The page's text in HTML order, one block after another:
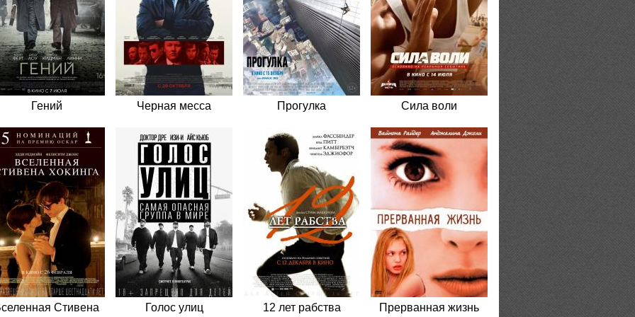
Гений Черная месса Прогулка Сила воли
Стивена
Голос улиц 12 лет рабства Прерванная жизнь